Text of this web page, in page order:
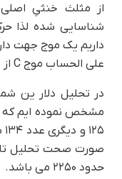
شناسایی شده لذا
داریم یک موج جهت دار
علی الحساب موج C از یک مثلث فرضی در نظر گرفته ایم.
مشخص نموده ایم که
حدود ۲۲۵۰ می باشد.